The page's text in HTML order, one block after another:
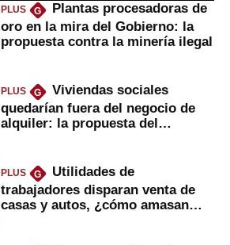
PLUS G
Plantas procesadoras de
oro en la mira del Gobierno: la
propuesta contra la minería ilegal
PLUS G
Viviendas sociales
quedarían fuera del negocio de
alquiler: la propuesta del
PLUS G
Utilidades de
trabajadores disparan venta de
casas y autos, ¿cómo amasan